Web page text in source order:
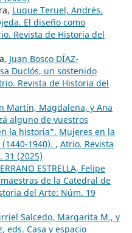
Luque Teruel, Andrés.
El diseño como
Revista de Historia del
Juan Bosco DÍAZ-
Duclós, un sostenido
Revista de Historia del
Martín, Magdalena, y Ana
alguno de vuestros
la historia”. Mujeres en la
1940). , Atrio. Revista
31 (2025)
ESTRELLA, Felipe
de la Catedral de
del Arte: Núm. 19
Salcedo, Margarita M., y
eds. Casa y espacio